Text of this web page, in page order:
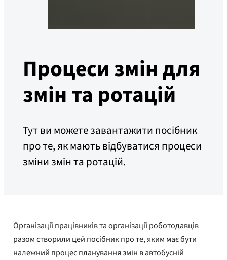
Процеси змін для
змін та ротацій
Тут ви можете завантажити посібник
про те, як мають відбуватися процеси
зміни змін та ротацій.
Організації працівників та організації роботодавців
разом створили цей посібник про те, яким має бути
належний процес планування змін в автобусній